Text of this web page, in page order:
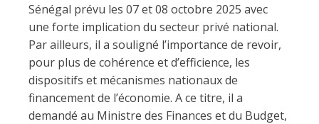
Sénégal prévu les 07 et 08 octobre 2025 avec
une forte implication du secteur privé national.
Par ailleurs, il a souligné l’importance de revoir,
pour plus de cohérence et d’efficience, les
dispositifs et mécanismes nationaux de
financement de l’économie. A ce titre, il a
demandé au Ministre des Finances et du Budget,